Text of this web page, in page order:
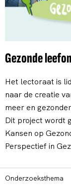
Gezonde
Het lectoraat is
naar de creatie
meer en
Dit project wordt
Kansen op
Perspectief in
Onderzoeksthema